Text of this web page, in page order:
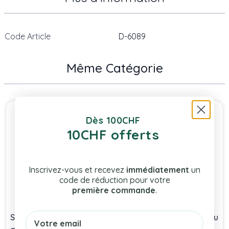
Code Article D-6089
Même Catégorie
Sac à dos Trixie taille 3
Sac à dos Trixie, Cadeau
Dès 100CHF
10CHF offerts
Inscrivez-vous et recevez immédiatement un
code de réduction pour votre
première commande.
Email